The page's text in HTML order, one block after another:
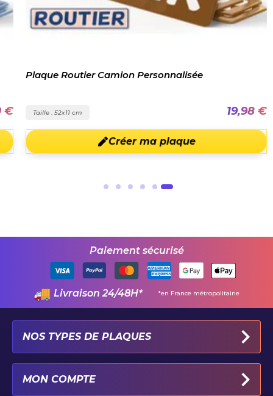
€
Plaque Routier Camion Personnalisée
Taille : 52x11 cm 19,98 €
Créer ma plaque
Paiement sécurisé
Livraison 24/48H* *en France métropolitaine
NOS TYPES DE PLAQUES
MON COMPTE